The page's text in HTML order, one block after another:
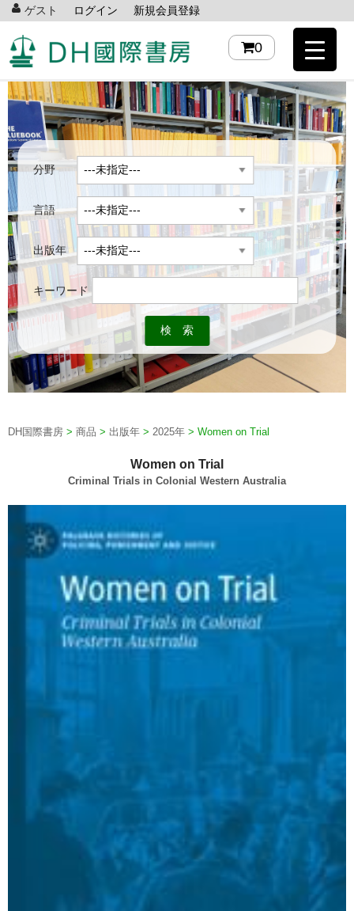
ゲスト ログイン 新規会員登録
0
分野
言語
出版年
キーワード
DH国際書房 > 商品 > 出版年 > 2025年 > Women on Trial
Women on Trial
Criminal Trials in Colonial Western Australia